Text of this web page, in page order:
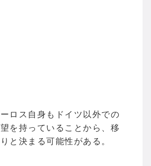
ロス自身もドイツ以外での
を持っていることから、移
と決まる可能性がある。